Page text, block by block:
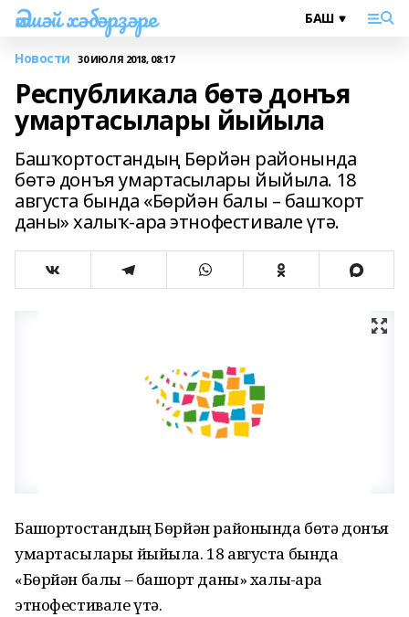
Әлшәй хәбәрҙәре
Новости 30 ИЮЛЯ 2018, 08:17
Республикала бөтә донъя
умартасылары йыйыла
Башҡортостандың Бөрйән районында
бөтә донъя умартасылары йыйыла. 18
августа бында «Бөрйән балы – башҡорт
даны» халыҡ-ара этнофестивале үтә.
Башҡортостандың Бөрйән районында бөтә донъя
умартасылары йыйыла. 18 августа бында
«Бөрйән балы – башҡорт даны» халыҡ-ара
этнофестивале үтә.